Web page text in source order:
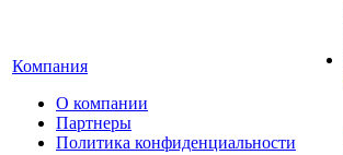
Компания
О компании
Партнеры
Политика конфиденциальности